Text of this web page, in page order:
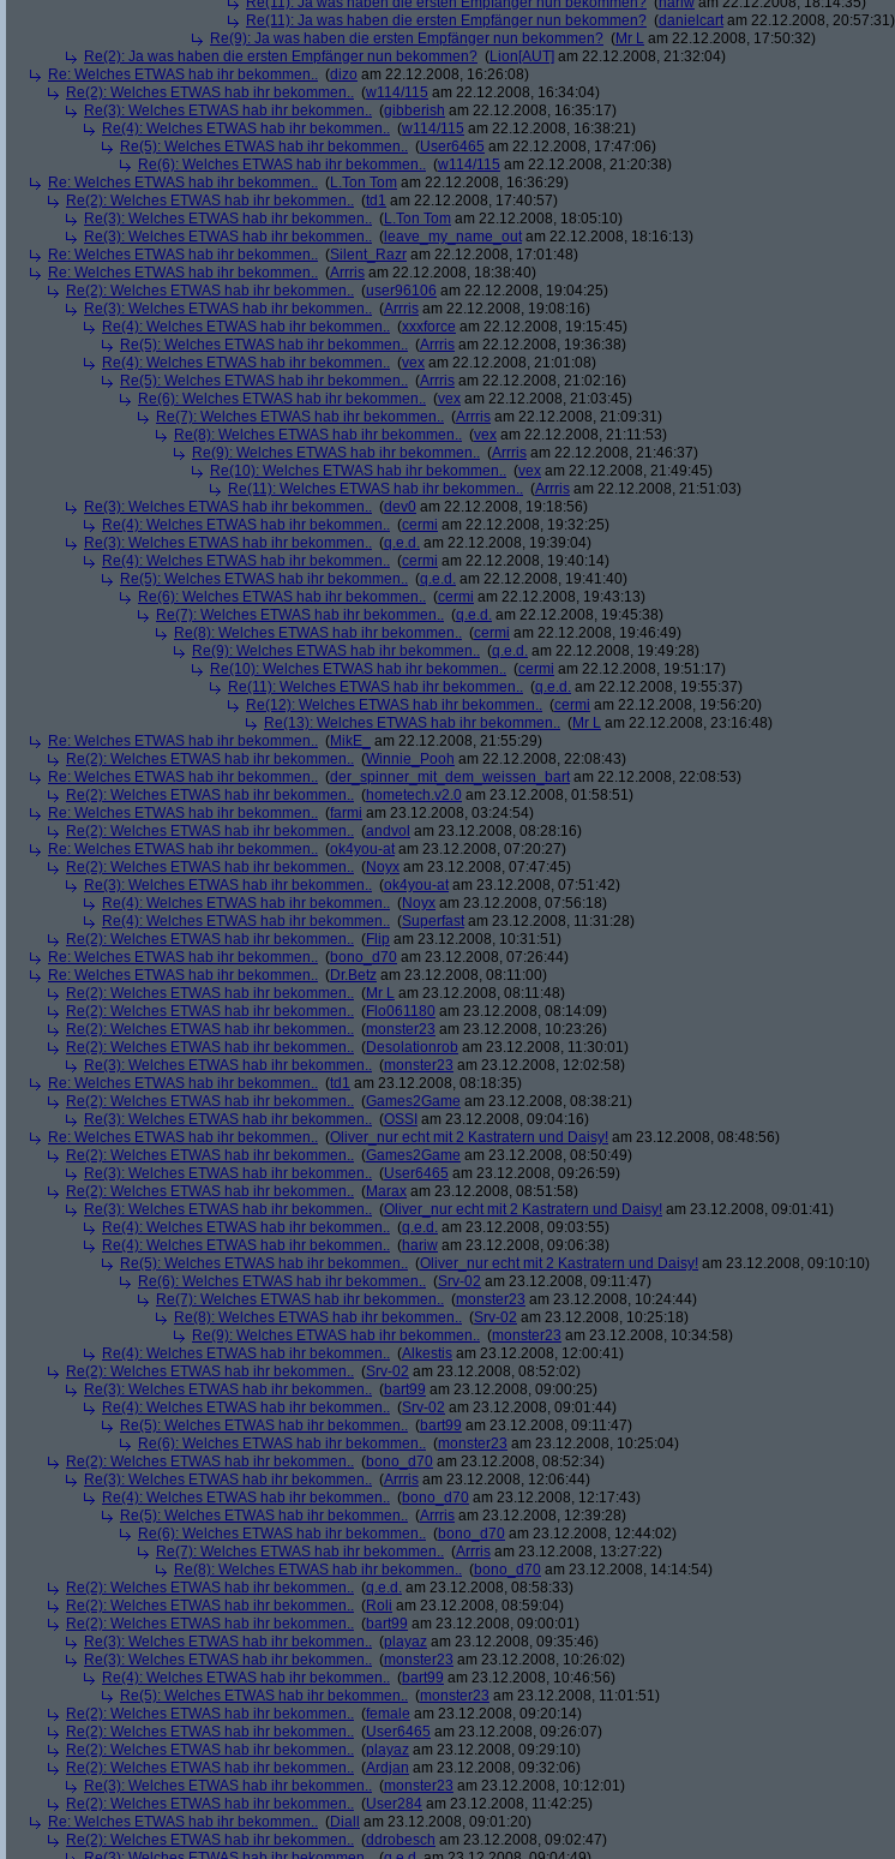
Re(11): Ja was haben die ersten Empfänger nun bekommen? (danielcart am 22.12.2008, 20:57:31)
Re(9): Ja was haben die ersten Empfänger nun bekommen? (Mr L am 22.12.2008, 17:50:32)
Re(2): Ja was haben die ersten Empfänger nun bekommen? (Lion[AUT] am 22.12.2008, 21:32:04)
Re: Welches ETWAS hab ihr bekommen.. (dizo am 22.12.2008, 16:26:08)
Re(2): Welches ETWAS hab ihr bekommen.. (w114/115 am 22.12.2008, 16:34:04)
Re(3): Welches ETWAS hab ihr bekommen.. (gibberish am 22.12.2008, 16:35:17)
Re(4): Welches ETWAS hab ihr bekommen.. (w114/115 am 22.12.2008, 16:38:21)
Re(5): Welches ETWAS hab ihr bekommen.. (User6465 am 22.12.2008, 17:47:06)
Re(6): Welches ETWAS hab ihr bekommen.. (w114/115 am 22.12.2008, 21:20:38)
Re: Welches ETWAS hab ihr bekommen.. (L.Ton Tom am 22.12.2008, 16:36:29)
Re(2): Welches ETWAS hab ihr bekommen.. (td1 am 22.12.2008, 17:40:57)
Re(3): Welches ETWAS hab ihr bekommen.. (L.Ton Tom am 22.12.2008, 18:05:10)
Re(3): Welches ETWAS hab ihr bekommen.. ( leave_my_name_out am 22.12.2008, 18:16:13)
Re: Welches ETWAS hab ihr bekommen.. (Silent_Razr am 22.12.2008, 17:01:48)
Re: Welches ETWAS hab ihr bekommen.. (Arrris am 22.12.2008, 18:38:40)
Re(2): Welches ETWAS hab ihr bekommen.. (user96106 am 22.12.2008, 19:04:25)
Re(3): Welches ETWAS hab ihr bekommen.. (Arrris am 22.12.2008, 19:08:16)
Re(4): Welches ETWAS hab ihr bekommen.. (xxxforce am 22.12.2008, 19:15:45)
Re(5): Welches ETWAS hab ihr bekommen.. (Arrris am 22.12.2008, 19:36:38)
Re(4): Welches ETWAS hab ihr bekommen.. (vex am 22.12.2008, 21:01:08)
Re(5): Welches ETWAS hab ihr bekommen.. (Arrris am 22.12.2008, 21:02:16)
Re(6): Welches ETWAS hab ihr bekommen.. (vex am 22.12.2008, 21:03:45)
Re(7): Welches ETWAS hab ihr bekommen.. (Arrris am 22.12.2008, 21:09:31)
Re(8): Welches ETWAS hab ihr bekommen.. (vex am 22.12.2008, 21:11:53)
Re(9): Welches ETWAS hab ihr bekommen.. (Arrris am 22.12.2008, 21:46:37)
Re(10): Welches ETWAS hab ihr bekommen.. (vex am 22.12.2008, 21:49:45)
Re(11): Welches ETWAS hab ihr bekommen.. (Arrris am 22.12.2008, 21:51:03)
Re(3): Welches ETWAS hab ihr bekommen.. (dev0 am 22.12.2008, 19:18:56)
Re(4): Welches ETWAS hab ihr bekommen.. (cermi am 22.12.2008, 19:32:25)
Re(3): Welches ETWAS hab ihr bekommen.. (q.e.d. am 22.12.2008, 19:39:04)
Re(4): Welches ETWAS hab ihr bekommen.. (cermi am 22.12.2008, 19:40:14)
Re(5): Welches ETWAS hab ihr bekommen.. (q.e.d. am 22.12.2008, 19:41:40)
Re(6): Welches ETWAS hab ihr bekommen.. (cermi am 22.12.2008, 19:43:13)
Re(7): Welches ETWAS hab ihr bekommen.. (q.e.d. am 22.12.2008, 19:45:38)
Re(8): Welches ETWAS hab ihr bekommen.. (cermi am 22.12.2008, 19:46:49)
Re(9): Welches ETWAS hab ihr bekommen.. (q.e.d. am 22.12.2008, 19:49:28)
Re(10): Welches ETWAS hab ihr bekommen.. (cermi am 22.12.2008, 19:51:17)
Re(11): Welches ETWAS hab ihr bekommen.. (q.e.d. am 22.12.2008, 19:55:37)
Re(12): Welches ETWAS hab ihr bekommen.. (cermi am 22.12.2008, 19:56:20)
Re(13): Welches ETWAS hab ihr bekommen.. (Mr L am 22.12.2008, 23:16:48)
Re: Welches ETWAS hab ihr bekommen.. (MikE_
am 22.12.2008, 21:55:29)
Re(2): Welches ETWAS hab ihr bekommen.. (Winnie_Pooh am 22.12.2008, 22:08:43)
Re: Welches ETWAS hab ihr bekommen.. (der_spinner_mit_dem_weissen_bart am 22.12.2008, 22:08:53)
Re(2): Welches ETWAS hab ihr bekommen.. (hometech.v2.0 am 23.12.2008, 01:58:51)
Re: Welches ETWAS hab ihr bekommen.. (farmi am 23.12.2008, 03:24:54)
Re(2): Welches ETWAS hab ihr bekommen.. (andvol am 23.12.2008, 08:28:16)
Re: Welches ETWAS hab ihr bekommen.. (ok4you-at am 23.12.2008, 07:20:27)
Re(2): Welches ETWAS hab ihr bekommen.. (Noyx am 23.12.2008, 07:47:45)
Re(3): Welches ETWAS hab ihr bekommen.. (ok4you-at am 23.12.2008, 07:51:42)
Re(4): Welches ETWAS hab ihr bekommen.. (Noyx am 23.12.2008, 07:56:18)
Re(4): Welches ETWAS hab ihr bekommen.. (Superfast am 23.12.2008, 11:31:28)
Re(2): Welches ETWAS hab ihr bekommen.. (Flip am 23.12.2008, 10:31:51)
Re: Welches ETWAS hab ihr bekommen.. (bono_d70 am 23.12.2008, 07:26:44)
Re: Welches ETWAS hab ihr bekommen.. (Dr.Betz am 23.12.2008, 08:11:00)
Re(2): Welches ETWAS hab ihr bekommen.. (Mr L am 23.12.2008, 08:11:48)
Re(2): Welches ETWAS hab ihr bekommen.. (Flo061180 am 23.12.2008, 08:14:09)
Re(2): Welches ETWAS hab ihr bekommen.. (monster23 am 23.12.2008, 10:23:26)
Re(2): Welches ETWAS hab ihr bekommen.. (Desolationrob am 23.12.2008, 11:30:01)
Re(3): Welches ETWAS hab ihr bekommen.. (monster23 am 23.12.2008, 12:02:58)
Re: Welches ETWAS hab ihr bekommen.. (td1 am 23.12.2008, 08:18:35)
Re(2): Welches ETWAS hab ihr bekommen.. (Games2Game am 23.12.2008, 08:38:21)
Re(3): Welches ETWAS hab ihr bekommen.. (OSSI am 23.12.2008, 09:04:16)
Re: Welches ETWAS hab ihr bekommen.. (Oliver_nur echt mit 2 Kastratern und Daisy! am 23.12.2008, 08:48:56)
Re(2): Welches ETWAS hab ihr bekommen.. (Games2Game am 23.12.2008, 08:50:49)
Re(3): Welches ETWAS hab ihr bekommen.. (User6465 am 23.12.2008, 09:26:59)
Re(2): Welches ETWAS hab ihr bekommen.. (Marax am 23.12.2008, 08:51:58)
Re(3): Welches ETWAS hab ihr bekommen.. (Oliver_nur echt mit 2 Kastratern und Daisy! am 23.12.2008, 09:01:41)
Re(4): Welches ETWAS hab ihr bekommen.. (q.e.d. am 23.12.2008, 09:03:55)
Re(4): Welches ETWAS hab ihr bekommen.. (hariw am 23.12.2008, 09:06:38)
Re(5): Welches ETWAS hab ihr bekommen.. (Oliver_nur echt mit 2 Kastratern und Daisy! am 23.12.2008, 09:10:10)
Re(6): Welches ETWAS hab ihr bekommen.. (Srv-02 am 23.12.2008, 09:11:47)
Re(7): Welches ETWAS hab ihr bekommen.. (monster23 am 23.12.2008, 10:24:44)
Re(8): Welches ETWAS hab ihr bekommen.. (Srv-02 am 23.12.2008, 10:25:18)
Re(9): Welches ETWAS hab ihr bekommen.. (monster23 am 23.12.2008, 10:34:58)
Re(4): Welches ETWAS hab ihr bekommen.. (Alkestis am 23.12.2008, 12:00:41)
Re(2): Welches ETWAS hab ihr bekommen.. (Srv-02 am 23.12.2008, 08:52:02)
Re(3): Welches ETWAS hab ihr bekommen.. (bart99 am 23.12.2008, 09:00:25)
Re(4): Welches ETWAS hab ihr bekommen.. (Srv-02 am 23.12.2008, 09:01:44)
Re(5): Welches ETWAS hab ihr bekommen.. (bart99 am 23.12.2008, 09:11:47)
Re(6): Welches ETWAS hab ihr bekommen.. (monster23 am 23.12.2008, 10:25:04)
Re(2): Welches ETWAS hab ihr bekommen.. (bono_d70 am 23.12.2008, 08:52:34)
Re(3): Welches ETWAS hab ihr bekommen.. (Arrris am 23.12.2008, 12:06:44)
Re(4): Welches ETWAS hab ihr bekommen.. (bono_d70 am 23.12.2008, 12:17:43)
Re(5): Welches ETWAS hab ihr bekommen.. (Arrris am 23.12.2008, 12:39:28)
Re(6): Welches ETWAS hab ihr bekommen.. (bono_d70 am 23.12.2008, 12:44:02)
Re(7): Welches ETWAS hab ihr bekommen.. (Arrris am 23.12.2008, 13:27:22)
Re(8): Welches ETWAS hab ihr bekommen.. (bono_d70 am 23.12.2008, 14:14:54)
Re(2): Welches ETWAS hab ihr bekommen.. (q.e.d. am 23.12.2008, 08:58:33)
Re(2): Welches ETWAS hab ihr bekommen.. (Roli am 23.12.2008, 08:59:04)
Re(2): Welches ETWAS hab ihr bekommen.. (bart99 am 23.12.2008, 09:00:01)
Re(3): Welches ETWAS hab ihr bekommen.. (playaz am 23.12.2008, 09:35:46)
Re(3): Welches ETWAS hab ihr bekommen.. (monster23 am 23.12.2008, 10:26:02)
Re(4): Welches ETWAS hab ihr bekommen.. (bart99 am 23.12.2008, 10:46:56)
Re(5): Welches ETWAS hab ihr bekommen.. (monster23 am 23.12.2008, 11:01:51)
Re(2): Welches ETWAS hab ihr bekommen.. (female am 23.12.2008, 09:20:14)
Re(2): Welches ETWAS hab ihr bekommen.. (User6465 am 23.12.2008, 09:26:07)
Re(2): Welches ETWAS hab ihr bekommen.. (playaz am 23.12.2008, 09:29:10)
Re(2): Welches ETWAS hab ihr bekommen.. (Ardjan am 23.12.2008, 09:32:06)
Re(3): Welches ETWAS hab ihr bekommen.. (monster23 am 23.12.2008, 10:12:01)
Re(2): Welches ETWAS hab ihr bekommen.. (User284 am 23.12.2008, 11:42:25)
Re: Welches ETWAS hab ihr bekommen.. (Diall
am 23.12.2008, 09:01:20)
Re(2): Welches ETWAS hab ihr bekommen.. (ddrobesch am 23.12.2008, 09:02:47)